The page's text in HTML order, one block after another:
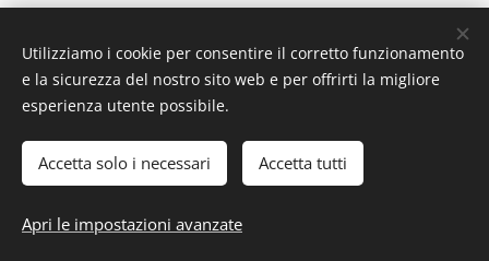
Frammenti Digitali © Associazione Culturale
C.F. 93537830726
Partita Iva:
Tutti i diritti riservati F.D. 2023 ©
Cookies
Utilizziamo i cookie per consentire il corretto funzionamento
e la sicurezza del nostro sito web e per offrirti la migliore
esperienza utente possibile.
Accetta solo i necessari Accetta tutti
Apri le impostazioni avanzate